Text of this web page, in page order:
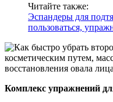
Читайте также:
Эспандеры для
пользоваться,
Комплекс упражнений